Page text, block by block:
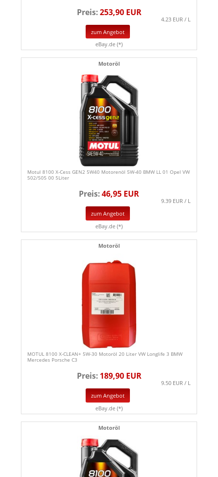
Preis:253,90 EUR
4.23 EUR / L
zum Angebot
eBay.de (*)
Motoröl
Motul 8100 X-Cess GEN2 5W40 Motorenöl 5W-40 BMW LL 01 Opel VW
502/505 00 5Liter
Preis:46,95 EUR
9.39 EUR / L
zum Angebot
eBay.de (*)
Motoröl
MOTUL 8100 X-CLEAN+ 5W-30 Motoröl 20 Liter VW Longlife 3 BMW
Mercedes Porsche C3
Preis: 189,90 EUR
9.50 EUR / L
zum Angebot
eBay.de (*)
Motoröl